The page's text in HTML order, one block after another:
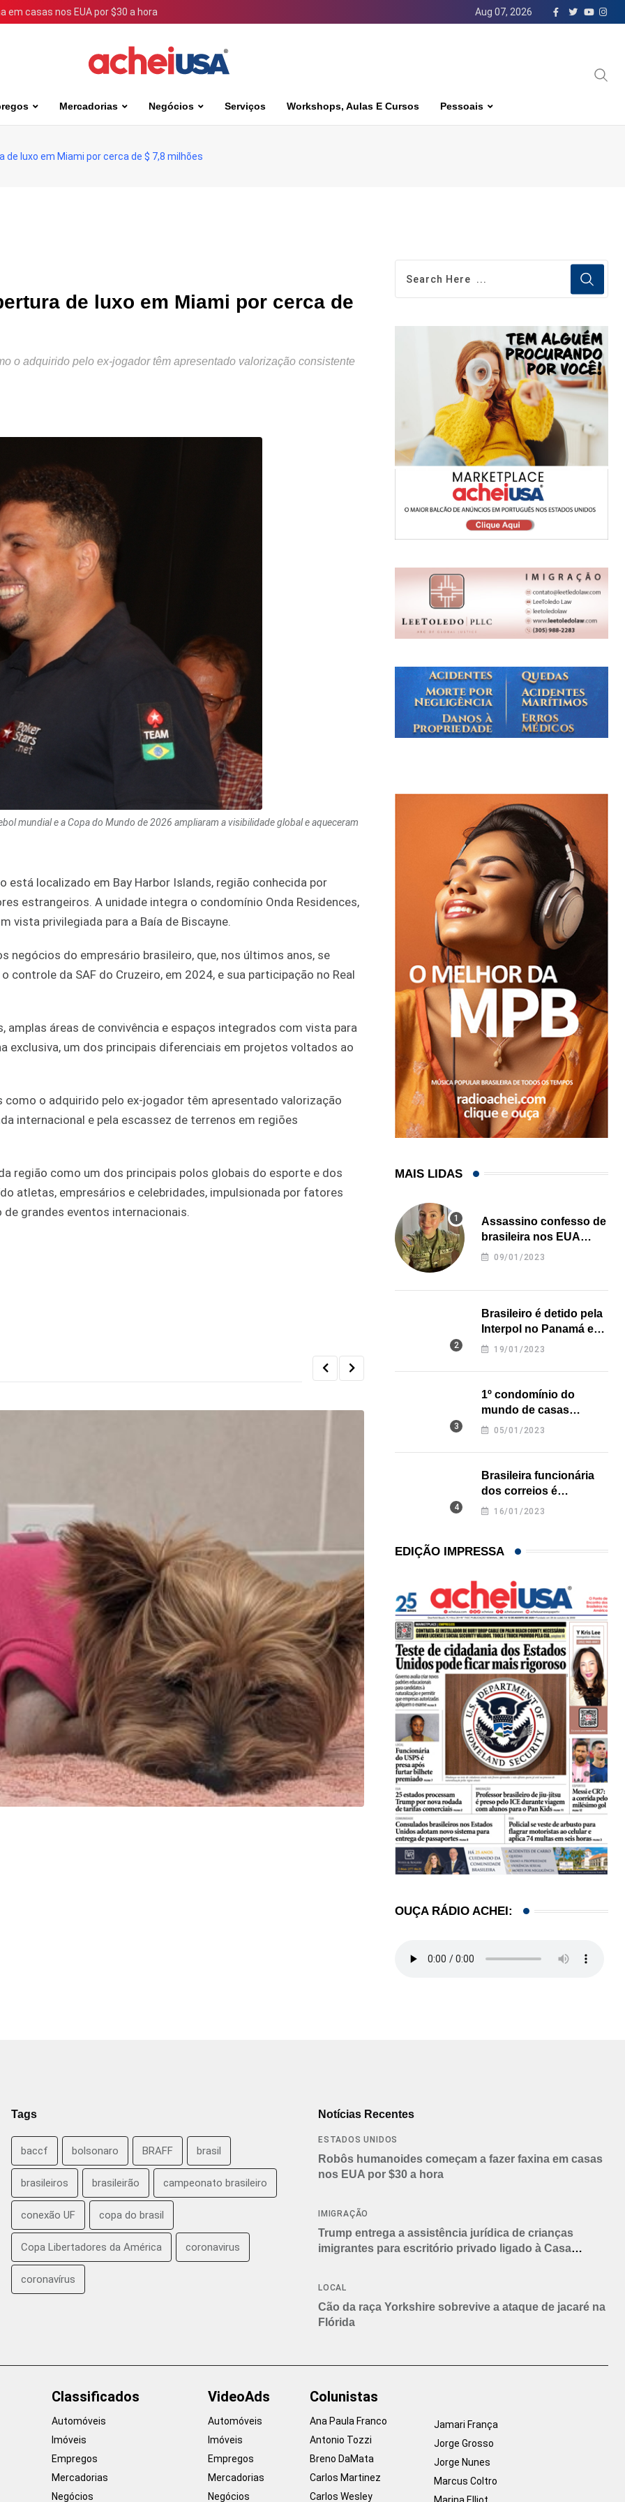
casas nos EUA por $30 a hora Aug 07, 2026
Mercadorias Negócios Serviços Workshops, Aulas E Cursos Pessoais
de luxo em Miami por cerca de $ 7,8 milhões
de luxo em Miami por cerca de
o adquirido pelo ex-jogador têm apresentado valorização consistente
mundial e a Copa do Mundo de 2026 ampliaram a visibilidade global e aqueceram
localizado em Bay Harbor Islands, região conhecida por
estrangeiros. A unidade integra o condomínio Onda Residences,
vista privilegiada para a Baía de Biscayne.
do empresário brasileiro, que, nos últimos anos, se
da SAF do Cruzeiro, em 2024, e sua participação no Real
áreas de convivência e espaços integrados com vista para
exclusiva, um dos principais diferenciais em projetos voltados ao
o adquirido pelo ex-jogador têm apresentado valorização
internacional e pela escassez de terrenos em regiões
região como um dos principais polos globais do esporte e dos
atletas, empresários e celebridades, impulsionada por fatores
grandes eventos internacionais.
BRASIL,COMUNIDADE
Estudantes brasileiros conquistam ouro em
MAIS LIDAS
Assassino confesso de
brasileira nos EUA
revela onde deixou o
09/01/2023
Brasileiro é detido pela
Interpol no Panamá e
pode pegar prisão
19/01/2023
1º condomínio do
mundo de casas
impressas em 3D é
05/01/2023
Brasileira funcionária
dos correios é
assassinada a facadas
16/01/2023
EDIÇÃO IMPRESSA
OUÇA RÁDIO ACHEI:
Tags
baccf bolsonaro BRAFF brasil
brasileiros brasileirão campeonato brasileiro
conexão UF copa do brasil
Copa Libertadores da América coronavirus
coronavírus
Notícias Recentes
ESTADOS UNIDOS
Robôs humanoides começam a fazer faxina em casas
nos EUA por $30 a hora
IMIGRAÇÃO
Trump entrega a assistência jurídica de crianças
imigrantes para escritório privado ligado à Casa
LOCAL
Cão da raça Yorkshire sobrevive a ataque de jacaré na
Flórida
Classificados
Automóveis
Imóveis
Empregos
Mercadorias
Negócios
VideoAds
Automóveis
Imóveis
Empregos
Mercadorias
Negócios
Colunistas
Ana Paula Franco
Antonio Tozzi
Breno DaMata
Carlos Martinez
Carlos Wesley
Jamari França
Jorge Grosso
Jorge Nunes
Marcus Coltro